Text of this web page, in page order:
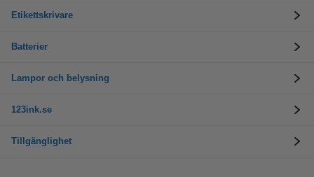
Etikettskrivare
Batterier
Lampor och belysning
123ink.se
Tillgänglighet